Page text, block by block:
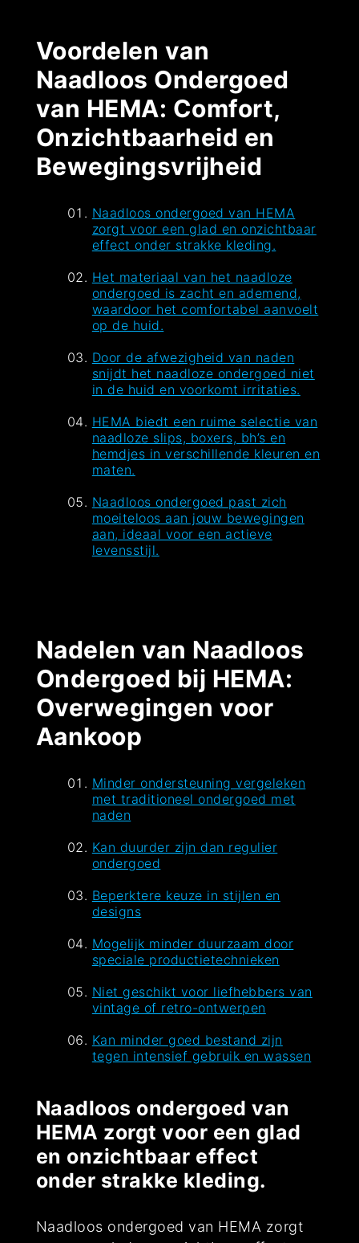
Voordelen van
Naadloos Ondergoed
van HEMA: Comfort,
Onzichtbaarheid en
Bewegingsvrijheid
Naadloos ondergoed van HEMA
zorgt voor een glad en onzichtbaar
effect onder strakke kleding.
Het materiaal van het naadloze
ondergoed is zacht en ademend,
waardoor het comfortabel aanvoelt
op de huid.
Door de afwezigheid van naden
snijdt het naadloze ondergoed niet
in de huid en voorkomt irritaties.
HEMA biedt een ruime selectie van
naadloze slips, boxers, bh’s en
hemdjes in verschillende kleuren en
maten.
Naadloos ondergoed past zich
moeiteloos aan jouw bewegingen
aan, ideaal voor een actieve
levensstijl.
Nadelen van Naadloos
Ondergoed bij HEMA:
Overwegingen voor
Aankoop
Minder ondersteuning vergeleken
met traditioneel ondergoed met
naden
Kan duurder zijn dan regulier
ondergoed
Beperktere keuze in stijlen en
designs
Mogelijk minder duurzaam door
speciale productietechnieken
Niet geschikt voor liefhebbers van
vintage of retro-ontwerpen
Kan minder goed bestand zijn
tegen intensief gebruik en wassen
Naadloos ondergoed van
HEMA zorgt voor een glad
en onzichtbaar effect
onder strakke kleding.
Naadloos ondergoed van HEMA zorgt